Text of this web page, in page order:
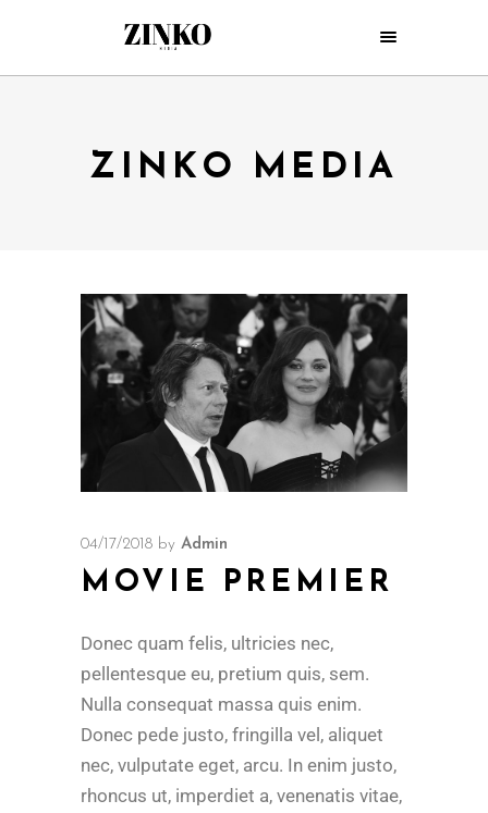
ZINKO MEDIA
04/17/2018 by Admin
MOVIE PREMIER
Donec quam felis, ultricies nec,
pellentesque eu, pretium quis, sem.
Nulla consequat massa quis enim.
Donec pede justo, fringilla vel, aliquet
nec, vulputate eget, arcu. In enim justo,
rhoncus ut, imperdiet a, venenatis vitae,